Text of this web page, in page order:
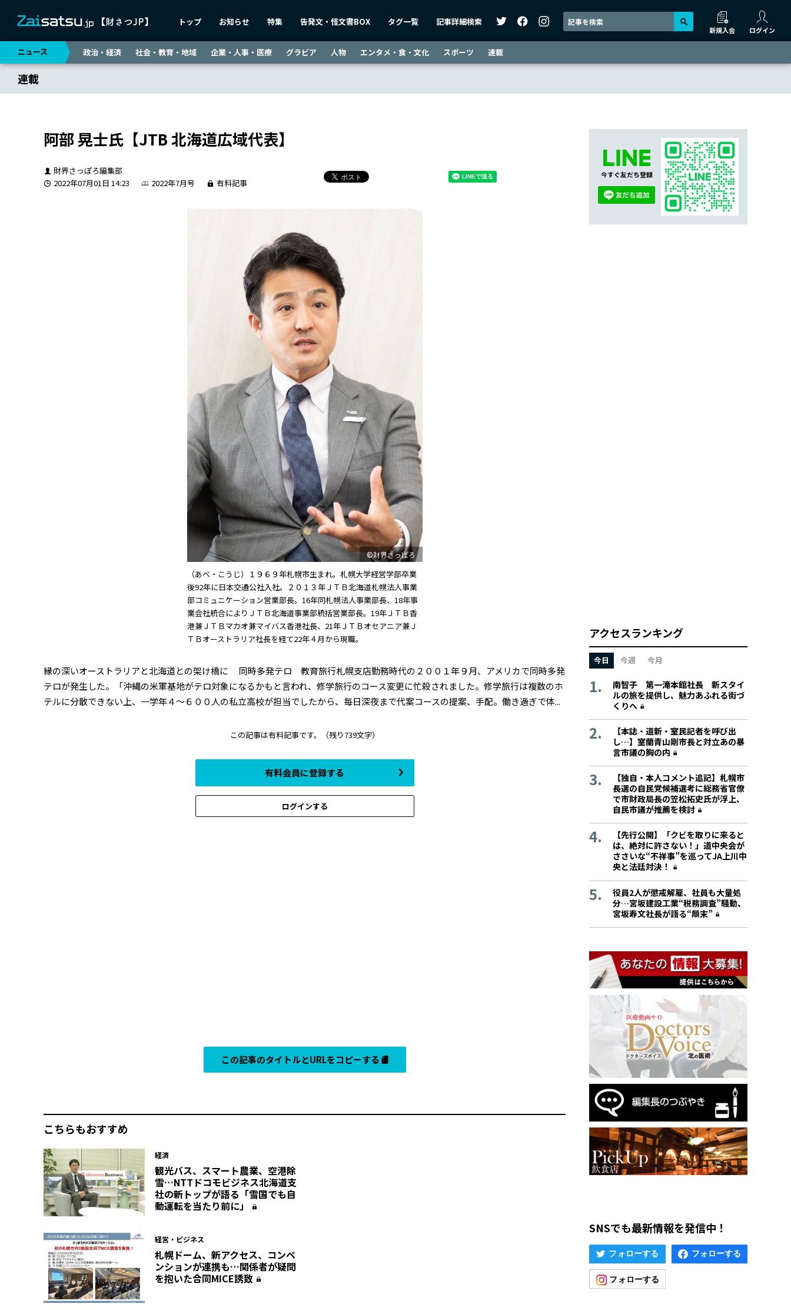
トップ お知らせ 特集 告発文・怪文書BOX タグ一覧 記事詳細検索
新規入会 ログイン
ニュース 政治・経済 社会・教育・地域 企業・人事・医療 グラビア 人物 エンタメ・食・文化 スポーツ 連載
連載
阿部 晃士氏【JTB 北海道広域代表】
財界さっぽろ編集部
2022年07月01日 14:23
2022年7月号 有料記事
©財界さっぽろ
（あべ・こうじ）１９６９年札幌市生まれ。札幌大学経営学部卒業
後92年に日本交通公社入社。２０１３年ＪＴＢ北海道札幌法人事業
部コミュニケーション営業部長。16年同札幌法人事業部長、18年事
業会社統合によりＪＴＢ北海道事業部統括営業部長。19年ＪＴＢ香
港兼ＪＴＢマカオ兼マイバス香港社長、21年ＪＴＢオセアニア兼Ｊ
ＴＢオーストラリア社長を経て22年４月から現職。
縁の深いオーストラリアと北海道との架け橋に 同時多発テロ 教育旅行札幌支店勤務時代の２００１年９月、アメリカで同時多発
テロが発生した。「沖縄の米軍基地がテロ対象になるかもと言われ、修学旅行のコース変更に忙殺されました。修学旅行は複数のホ
テルに分散できない上、一学年４～６００人の私立高校が担当でしたから、毎日深夜まで代案コースの提案、手配。働き過ぎで体...
この記事は有料記事です。 （残り739文字）
有料会員に登録する
ログインする
この記事のタイトルとURLをコピーする
こちらもおすすめ
経済
観光バス、スマート農業、空港除
雪…NTTドコモビジネス北海道支
社の新トップが語る「雪国でも自
動運転を当たり前に」
経営・ビジネス
札幌ドーム、新アクセス、コンベ
ンションが連携も…関係者が疑問
を抱いた合同MICE誘致
今すぐ友だち登録
アクセスランキング
今日 今週 今月
南智子 第一滝本館社長 新スタイ
ルの旅を提供し、魅力あふれる街づ
くりへ
【本誌・道新・室民記者を呼び出
し…】室蘭青山剛市長と対立あの暴
言市議の胸の内
【独自・本人コメント追記】札幌市
長選の自民党候補選考に総務省官僚
で市財政局長の笠松拓史氏が浮上、
自民市議が推薦を検討
【先行公開】「クビを取りに来ると
は、絶対に許さない！」道中央会が
ささいな“不祥事”を巡ってJA上川中
央と法廷対決！
役員2人が懲戒解雇、社員も大量処
分…宮坂建設工業“税務調査”騒動、
宮坂寿文社長が語る“顛末”
SNSでも最新情報を発信中！